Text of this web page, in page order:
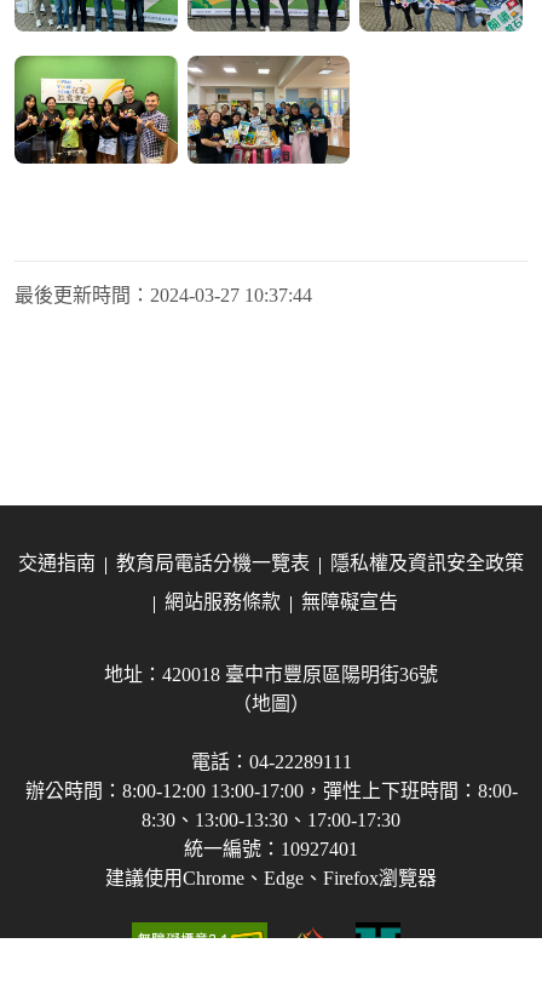
最後更新時間： 2024-03-27 10:37:44
交通指南 教育局電話分機一覽表
隱私權及資訊安全政策
網站服務條款
無障礙宣告
地址：420018 臺中市豐原區陽明街36號
（地圖）
電話：04-22289111
辦公時間：8:00-12:00 13:00-17:00，彈性上下班時間：8:00-
8:30、13:00-13:30、17:00-17:30
統一編號：10927401
建議使用Chrome、Edge、Firefox瀏覽器